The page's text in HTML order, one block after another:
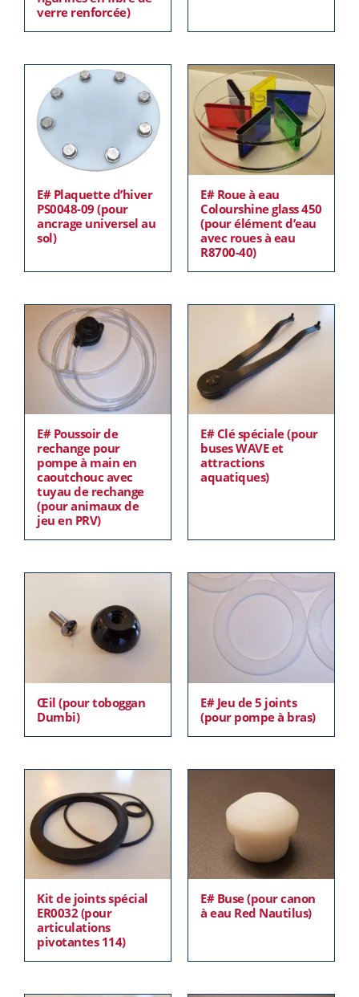
verre renforcée)
E# Plaquette d’hiver
PS0048-09 (pour
ancrage universel au
sol)
E# Roue à eau
Colourshine glass 450
(pour élément d’eau
avec roues à eau
R8700-40)
E# Poussoir de
rechange pour
pompe à main en
caoutchouc avec
tuyau de rechange
(pour animaux de
jeu en PRV)
E# Clé spéciale (pour
buses WAVE et
attractions
aquatiques)
Œil (pour toboggan
Dumbi)
E# Jeu de 5 joints
(pour pompe à bras)
Kit de joints spécial
ER0032 (pour
articulations
pivotantes 114)
E# Buse (pour canon
à eau Red Nautilus)